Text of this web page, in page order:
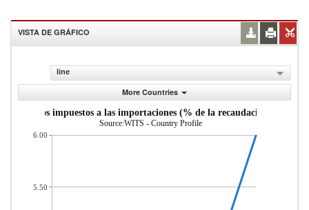
VISTA DE GRÁFICO
line
More Countries
y otros impuestos a las importaciones (% de la recaudaci n
Source:WITS - Country Profile
6.00
5.50